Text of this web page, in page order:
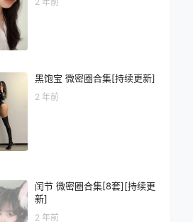
黑饱宝 微密圈合集[持续更新]
2 年前
闰节 微密圈合集[8套][持续更
新]
2 年前